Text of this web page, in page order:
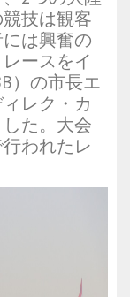
技は観客
は興奮の
ースをイ
）の市長エ
レク・カ
た。大会
われたレ